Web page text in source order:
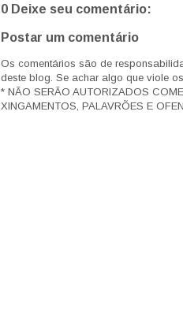
0 Deixe seu comentário:
Postar um comentário
Os comentários são de
deste blog. Se achar algo que viole
* NÃO SERÃO AUTORIZADOS
XINGAMENTOS, PALAVRÕES E